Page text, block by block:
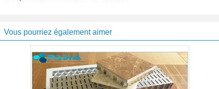
Vous pourriez également aimer